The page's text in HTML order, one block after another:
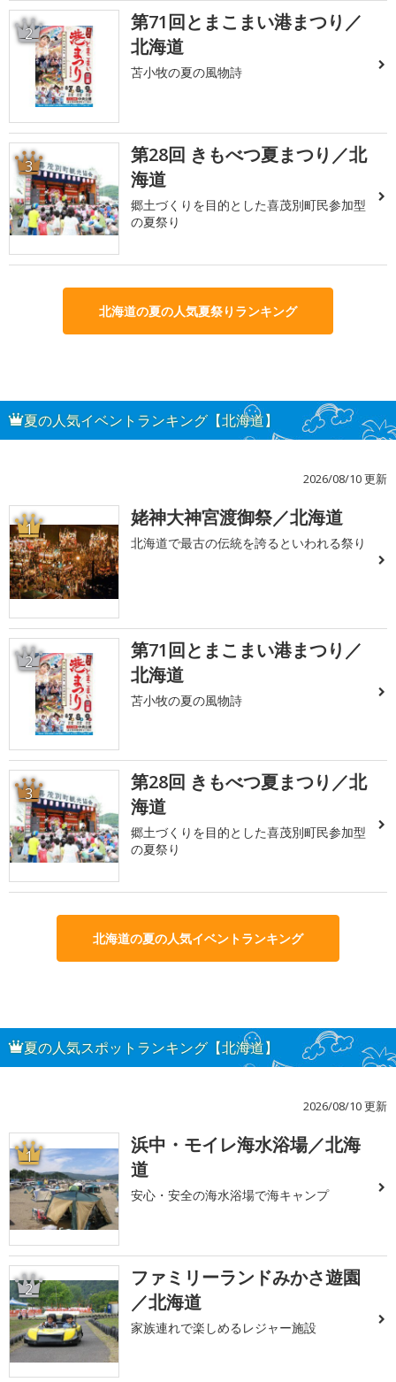
2
第71回とまこまい港まつり／
北海道
苫小牧の夏の風物詩
3
第28回 きもべつ夏まつり／北
海道
郷土づくりを目的とした喜茂別町民参加型
の夏祭り
北海道の夏の人気夏祭りランキング
夏の人気イベントランキング【北海道】
2026/08/10 更新
1 姥神大神宮渡御祭／北海道
北海道で最古の伝統を誇るといわれる祭り
2
第71回とまこまい港まつり／
北海道
苫小牧の夏の風物詩
3
第28回 きもべつ夏まつり／北
海道
郷土づくりを目的とした喜茂別町民参加型
の夏祭り
北海道の夏の人気イベントランキング
夏の人気スポットランキング【北海道】
2026/08/10 更新
1
浜中・モイレ海水浴場／北海
道
安心・安全の海水浴場で海キャンプ
2
ファミリーランドみかさ遊園
／北海道
家族連れで楽しめるレジャー施設